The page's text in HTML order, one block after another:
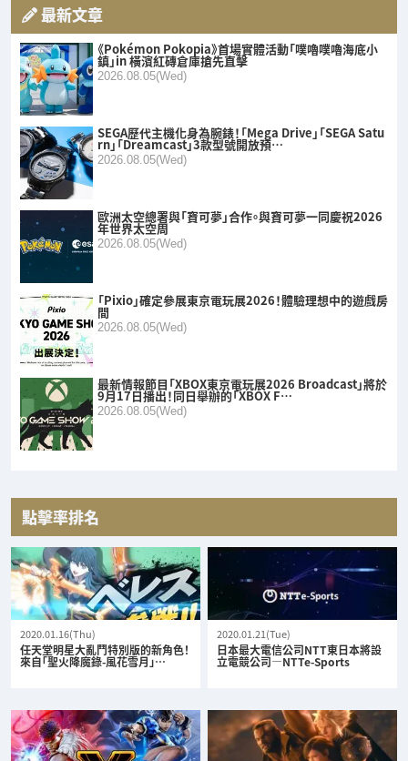
最新文章
《Pokémon Pokopia》首場實體活動「噗嚕噗嚕海底小
鎮」in 橫濱紅磚倉庫搶先直擊
2026.08.05(Wed)
SEGA歷代主機化身為腕錶！「Mega Drive」「SEGA Satu
rn」「Dreamcast」3款型號開放預…
2026.08.05(Wed)
歐洲太空總署與「寶可夢」合作。與寶可夢一同慶祝2026
年世界太空周
2026.08.05(Wed)
「Pixio」確定參展東京電玩展2026！體驗理想中的遊戲房
間
2026.08.05(Wed)
最新情報節目「XBOX東京電玩展2026 Broadcast」將於
9月17日播出！同日舉辦的「XBOX F…
2026.08.05(Wed)
點擊率排名
2020.01.16(Thu)
任天堂明星大亂鬥特別版的新角色！
來自「聖火降魔錄-風花雪月」…
2020.01.21(Tue)
日本最大電信公司NTT東日本將設
立電競公司—NTTe-Sports